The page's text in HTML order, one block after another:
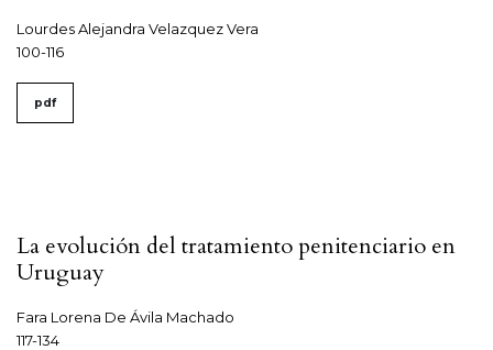
Lourdes Alejandra Velazquez Vera
100-116
pdf
La evolución del tratamiento penitenciario en
Uruguay
Fara Lorena De Ávila Machado
117-134